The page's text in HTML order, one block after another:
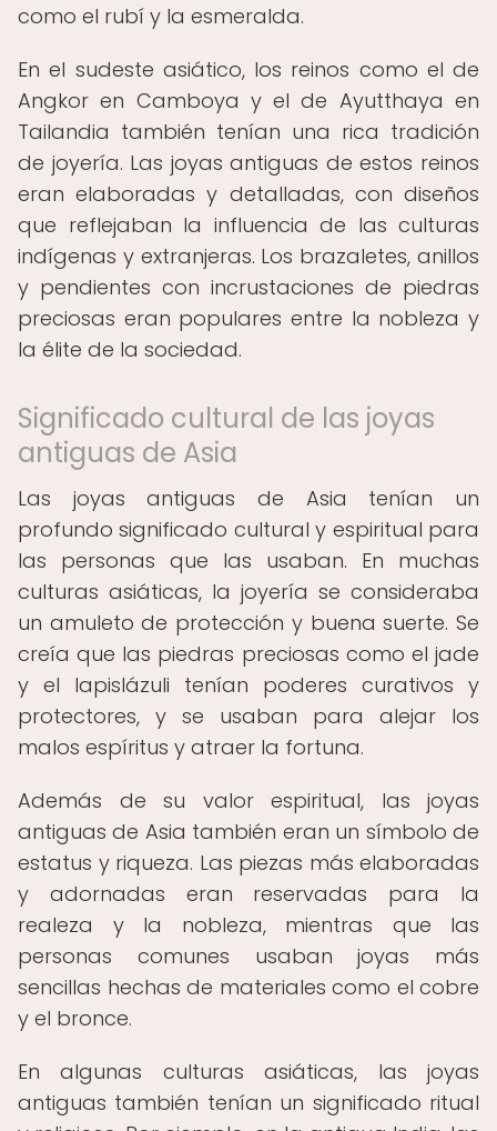
como el rubí y la esmeralda.
En el sudeste asiático, los reinos como el de
Angkor en Camboya y el de Ayutthaya en
Tailandia también tenían una rica tradición
de joyería. Las joyas antiguas de estos reinos
eran elaboradas y detalladas, con diseños
que reflejaban la influencia de las culturas
indígenas y extranjeras. Los brazaletes, anillos
y pendientes con incrustaciones de piedras
preciosas eran populares entre la nobleza y
la élite de la sociedad.
Significado cultural de las joyas
antiguas de Asia
Las joyas antiguas de Asia tenían un
profundo significado cultural y espiritual para
las personas que las usaban. En muchas
culturas asiáticas, la joyería se consideraba
un amuleto de protección y buena suerte. Se
creía que las piedras preciosas como el jade
y el lapislázuli tenían poderes curativos y
protectores, y se usaban para alejar los
malos espíritus y atraer la fortuna.
Además de su valor espiritual, las joyas
antiguas de Asia también eran un símbolo de
estatus y riqueza. Las piezas más elaboradas
y adornadas eran reservadas para la
realeza y la nobleza, mientras que las
personas comunes usaban joyas más
sencillas hechas de materiales como el cobre
y el bronce.
En algunas culturas asiáticas, las joyas
antiguas también tenían un significado ritual